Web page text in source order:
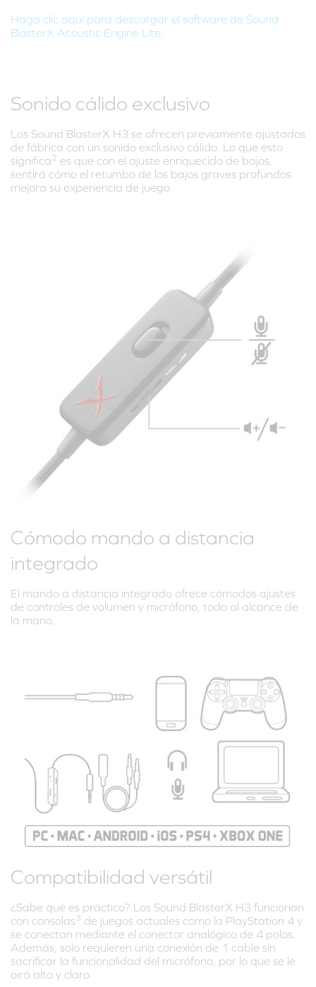
Haga clic aquí para descargar el software de Sound
BlasterX Acoustic Engine Lite.
Sonido cálido exclusivo
Los Sound BlasterX H3 se ofrecen previamente ajustados
de fábrica con un sonido exclusivo cálido. Lo que esto
significa2 es que con el ajuste enriquecido de bajos,
sentirá cómo el retumbo de los bajos graves profundos
mejora su experiencia de juego.
Cómodo mando a distancia
integrado
El mando a distancia integrado ofrece cómodos ajustes
de controles de volumen y micrófono, todo al alcance de
la mano.
Compatibilidad versátil
¿Sabe qué es práctico? Los Sound BlasterX H3 funcionan
con consolas 3 de juegos actuales como la PlayStation 4 y
se conectan mediante el conector analógico de 4 polos.
Además, solo requieren una conexión de 1 cable sin
sacrificar la funcionalidad del micrófono, por lo que se le
oirá alto y claro.